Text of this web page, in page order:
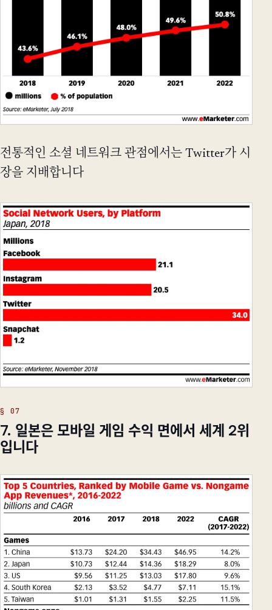
전통적인 소셜 네트워크 관점에서는 Twitter가 시
장을 지배합니다
7. 일본은 모바일 게임 수익 면에서 세계 2위
입니다